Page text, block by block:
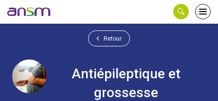
le
Retour
Antiépileptique et
grossesse